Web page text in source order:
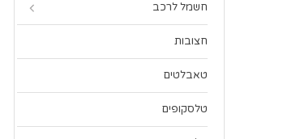
חשמל לרכב
חצובות
טאבלטים
טלסקופים